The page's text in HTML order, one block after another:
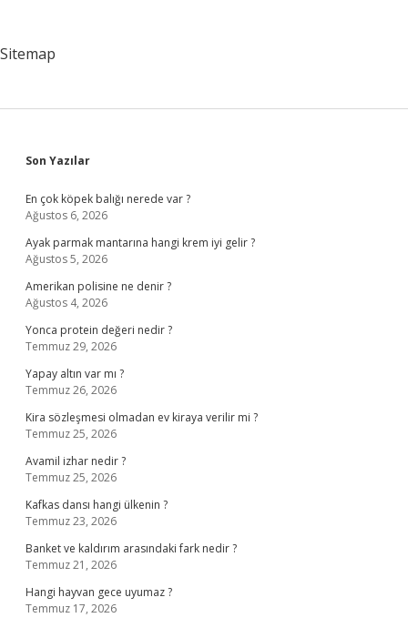
Sitemap
Sidebar
Son Yazılar
En çok köpek balığı nerede var ?
Ağustos 6, 2026
Ayak parmak mantarına hangi krem iyi gelir ?
Ağustos 5, 2026
Amerikan polisine ne denir ?
Ağustos 4, 2026
Yonca protein değeri nedir ?
Temmuz 29, 2026
Yapay altın var mı ?
Temmuz 26, 2026
Kira sözleşmesi olmadan ev kiraya verilir mi ?
Temmuz 25, 2026
Avamil izhar nedir ?
Temmuz 25, 2026
Kafkas dansı hangi ülkenin ?
Temmuz 23, 2026
Banket ve kaldırım arasındaki fark nedir ?
Temmuz 21, 2026
Hangi hayvan gece uyumaz ?
Temmuz 17, 2026